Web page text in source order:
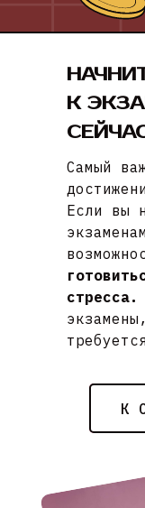
К
Самый
Если вы
стресса.
К